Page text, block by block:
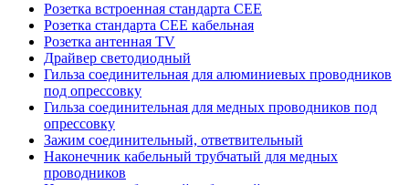
Розетка встроенная стандарта CEE
Розетка стандарта СЕЕ кабельная
Розетка антенная TV
Драйвер светодиодный
Гильза соединительная для алюминиевых проводников
под опрессовку
Гильза соединительная для медных проводников под
опрессовку
Зажим соединительный, ответвительный
Наконечник кабельный трубчатый для медных
проводников